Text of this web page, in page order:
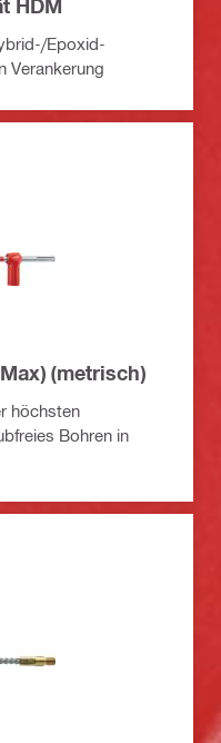
HDM
Epoxid-
Verankerung
(metrisch)
höchsten
Bohren in